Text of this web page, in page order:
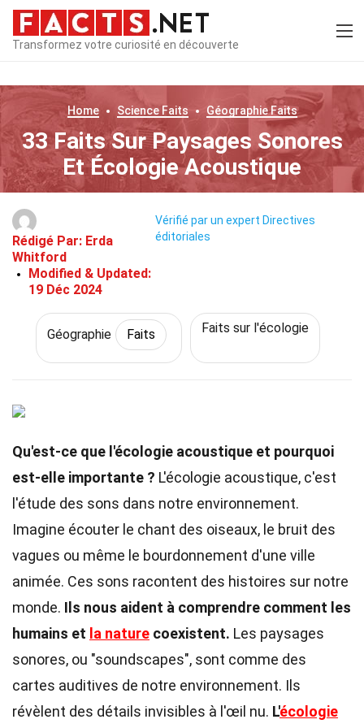
Transformez votre curiosité en découverte
Home ScienceFaits GéographieFaits
33 Faits Sur Paysages Sonores
Et Écologie Acoustique
Rédigé Par: Erda
Whitford
Modified & Updated:
19 Déc 2024
Vérifié par un expert Directives
éditoriales
Géographie Faits Faits sur l'écologie
Qu'est-ce que l'écologie acoustique et pourquoi
est-elle importante ? L'écologie acoustique, c'est
l'étude des sons dans notre environnement.
Imagine écouter le chant des oiseaux, le bruit des
vagues ou même le bourdonnement d'une ville
animée. Ces sons racontent des histoires sur notre
monde. Ils nous aident à comprendre comment les
humains et la nature coexistent. Les paysages
sonores, ou "soundscapes", sont comme des
cartes auditives de notre environnement. Ils
révèlent des détails invisibles à l'œil nu. L'écologie